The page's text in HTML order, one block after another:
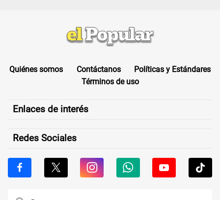
Quiénes somos Contáctanos
Políticas y Estándares
Términos de uso
Enlaces de interés
Redes Sociales